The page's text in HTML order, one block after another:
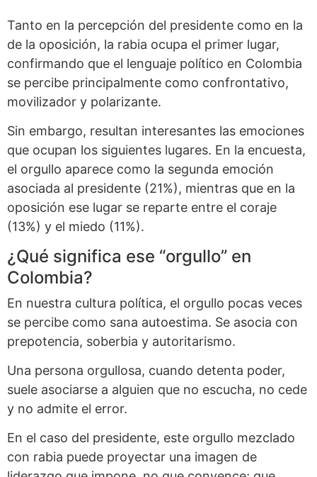
Tanto en la percepción del presidente como en la
de la oposición, la rabia ocupa el primer lugar,
confirmando que el lenguaje político en Colombia
se percibe principalmente como confrontativo,
movilizador y polarizante.
Sin embargo, resultan interesantes las emociones
que ocupan los siguientes lugares. En la encuesta,
el orgullo aparece como la segunda emoción
asociada al presidente (21%), mientras que en la
oposición ese lugar se reparte entre el coraje
(13%) y el miedo (11%).
¿Qué significa ese “orgullo” en
Colombia?
En nuestra cultura política, el orgullo pocas veces
se percibe como sana autoestima. Se asocia con
prepotencia, soberbia y autoritarismo.
Una persona orgullosa, cuando detenta poder,
suele asociarse a alguien que no escucha, no cede
y no admite el error.
En el caso del presidente, este orgullo mezclado
con rabia puede proyectar una imagen de